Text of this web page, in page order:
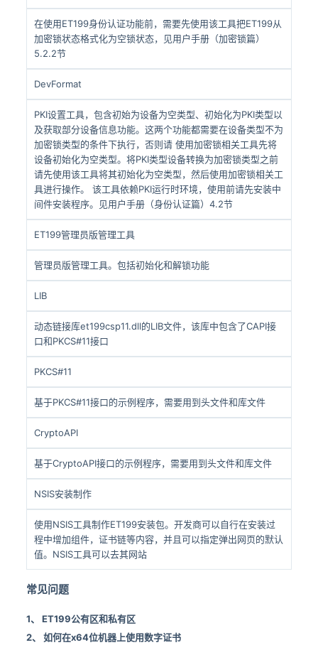
在使用ET199身份认证功能前，需要先使用该工具把ET199从
加密锁状态格式化为空锁状态，见用户手册（加密锁篇）
5.2.2节
DevFormat
PKI设置工具，包含初始为设备为空类型、初始化为PKI类型以
及获取部分设备信息功能。这两个功能都需要在设备类型不为
加密锁类型的条件下执行，否则请 使用加密锁相关工具先将
设备初始化为空类型。将PKI类型设备转换为加密锁类型之前
请先使用该工具将其初始化为空类型，然后使用加密锁相关工
具进行操作。 该工具依赖PKI运行时环境，使用前请先安装中
间件安装程序。见用户手册（身份认证篇）4.2节
ET199管理员版管理工具
管理员版管理工具。包括初始化和解锁功能
LIB
动态链接库et199csp11.dll的LIB文件，该库中包含了CAPI接
口和PKCS#11接口
PKCS#11
基于PKCS#11接口的示例程序，需要用到头文件和库文件
CryptoAPI
基于CryptoAPI接口的示例程序，需要用到头文件和库文件
NSIS安装制作
使用NSIS工具制作ET199安装包。开发商可以自行在安装过
程中增加组件，证书链等内容，并且可以指定弹出网页的默认
值。NSIS工具可以去其网站
常见问题
1、 ET199公有区和私有区
2、 如何在x64位机器上使用数字证书